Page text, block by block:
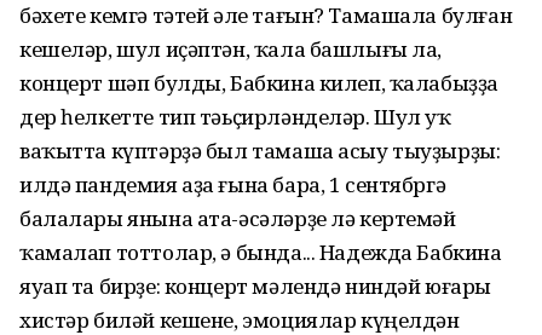
бәхете кемгә тәтей әле тағын? Тамашала булған
кешеләр, шул иҫәптән, ҡала башлығы ла,
концерт шәп булды, Бабкина килеп, ҡалабыҙҙа
дер һелкетте тип тәьҫирләнделәр. Шул уҡ
ваҡытта күптәрҙә был тамаша асыу тыуҙырҙы:
илдә пандемия аҙа ғына бара, 1 сентябргә
балалары янына ата-әсәләрҙе лә кертемәй
ҡамалап тоттолар, ә бында... Надежда Бабкина
яуап та бирҙе: концерт мәлендә ниндәй юғары
хистәр биләй кешене, эмоциялар күңелдән